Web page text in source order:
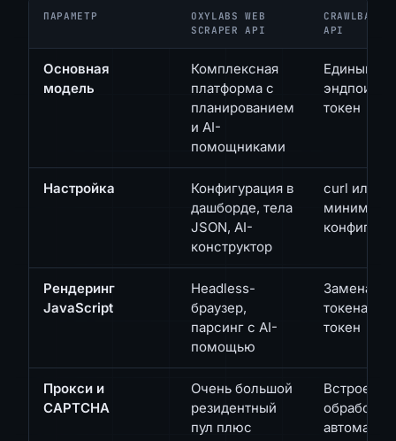
ПАРАМЕТР
OXYLABS WEB
SCRAPER API
CRAWLBASE
API
Основная
модель
Комплексная
платформа с
планированием
и AI-
помощниками
Единый
эндпоинт,
токен
Настройка
Конфигурация в
дашборде, тела
JSON, AI-
конструктор
curl или
Рендеринг
JavaScript
Headless-
браузер,
парсинг с AI-
помощью
Замена
токена на
токен
Прокси и
CAPTCHA
Очень большой
резидентный
пул плюс
обработка